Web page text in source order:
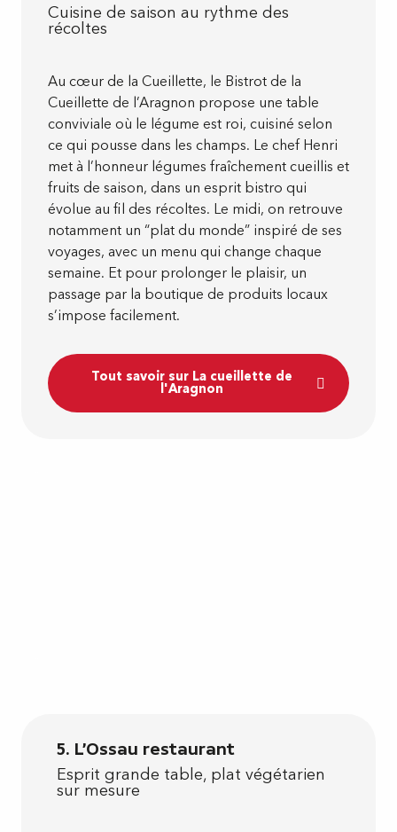
Cuisine de saison au rythme des
récoltes
Au cœur de la Cueillette, le Bistrot de la
Cueillette de l’Aragnon propose une table
conviviale où le légume est roi, cuisiné selon
ce qui pousse dans les champs. Le chef Henri
met à l’honneur légumes fraîchement cueillis et
fruits de saison, dans un esprit bistro qui
évolue au fil des récoltes. Le midi, on retrouve
notamment un “plat du monde” inspiré de ses
voyages, avec un menu qui change chaque
semaine. Et pour prolonger le plaisir, un
passage par la boutique de produits locaux
s’impose facilement.
Tout savoir sur La cueillette de
l'Aragnon
5. L'Ossau restaurant
Esprit grande table, plat végétarien
sur mesure